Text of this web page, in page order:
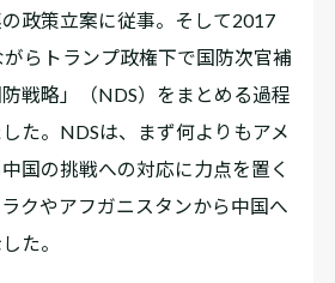
政策立案に従事。そして2‌0‌1‌7
らトランプ政権下で国防次官補
戦略」（NDS）をまとめる過程
た。NDSは、まず何よりもアメ
国の挑戦への対応に力点を置く
クやアフガニスタンから中国へ
た。